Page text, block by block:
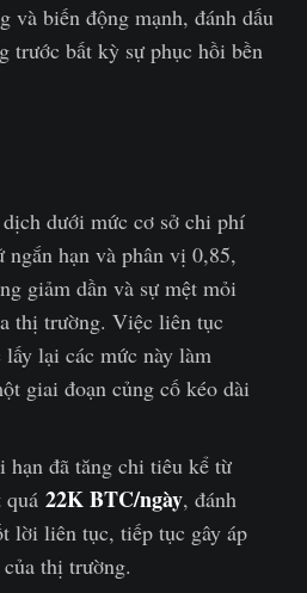
và biến động mạnh, đánh dấu
trước bất kỳ sự phục hồi bền
dưới mức cơ sở chi phí
ngắn hạn và phân vị 0,85,
giảm dần và sự mệt mỏi
thị trường. Việc liên tục
lại các mức này làm
giai đoạn củng cố kéo dài
hạn đã tăng chi tiêu kể từ
quá 22K BTC/ngày, đánh
lời liên tục, tiếp tục gây áp
thị trường.